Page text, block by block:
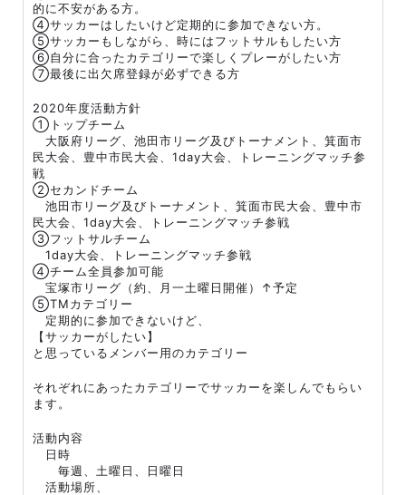
的に不安がある方。
④サッカーはしたいけど定期的に参加できない方。
⑤サッカーもしながら、時にはフットサルもしたい方
⑥自分に合ったカテゴリーで楽しくプレーがしたい方
⑦最後に出欠席登録が必ずできる方
2020年度活動方針
①トップチーム
大阪府リーグ、池田市リーグ及びトーナメント、箕面市
民大会、豊中市民大会、1day大会、トレーニングマッチ参
戦
②セカンドチーム
池田市リーグ及びトーナメント、箕面市民大会、豊中市
民大会、1day大会、トレーニングマッチ参戦
③フットサルチーム
1day大会、トレーニングマッチ参戦
④チーム全員参加可能
宝塚市リーグ（約、月一土曜日開催）↑予定
⑤TMカテゴリー
定期的に参加できないけど、
【サッカーがしたい】
と思っているメンバー用のカテゴリー
それぞれにあったカテゴリーでサッカーを楽しんでもらい
ます。
活動内容
日時
毎週、土曜日、日曜日
活動場所、